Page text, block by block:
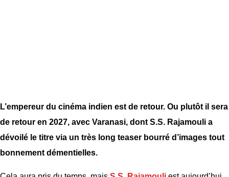
L’empereur du cinéma indien est de retour. Ou plutôt il sera
de retour en 2027, avec Varanasi, dont S.S. Rajamouli a
dévoilé le titre via un très long teaser bourré d’images tout
bonnement démentielles.